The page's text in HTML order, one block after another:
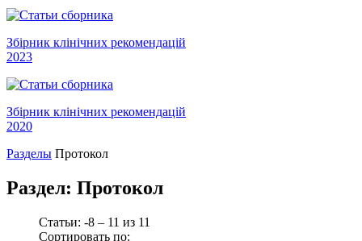
Збірник клінічних рекомендацій
2023
Збірник клінічних рекомендацій
2020
Разделы Протокол
Раздел: Протокол
Статьи: -8 – 11 из 11
Сортировать по: